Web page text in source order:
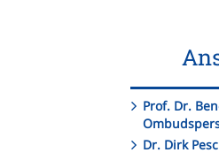
Prof. Dr.
Dr. Dirk